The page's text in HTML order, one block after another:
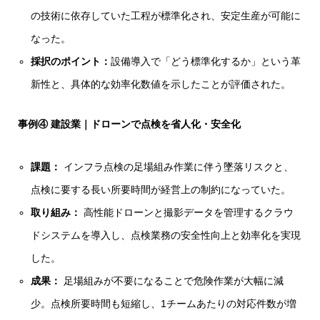
の技術に依存していた工程が標準化され、安定生産が可能に
なった。
採択のポイント：設備導入で「どう標準化するか」という革
新性と、具体的な効率化数値を示したことが評価された。
事例④ 建設業｜ドローンで点検を省人化・安全化
課題：
インフラ点検の足場組み作業に伴う墜落リスクと、
点検に要する長い所要時間が経営上の制約になっていた。
取り組み： 高性能ドローンと撮影データを管理するクラウ
ドシステムを導入し、点検業務の安全性向上と効率化を実現
した。
成果：
足場組みが不要になることで危険作業が大幅に減
少。点検所要時間も短縮し、1チームあたりの対応件数が増